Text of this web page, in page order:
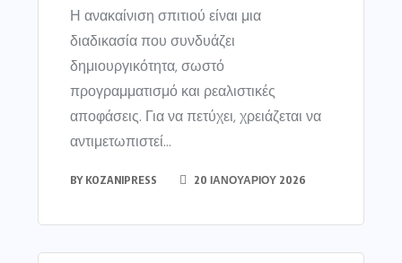
Η ανακαίνιση σπιτιού είναι μια
διαδικασία που συνδυάζει
δημιουργικότητα, σωστό
προγραμματισμό και ρεαλιστικές
αποφάσεις. Για να πετύχει, χρειάζεται να
αντιμετωπιστεί...
BY KOZANIPRESS 20 ΙΑΝΟΥΑΡΊΟΥ 2026